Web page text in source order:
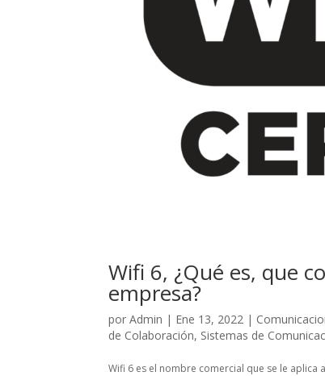
Wifi 6, ¿Qué es, que
empresa?
porAdmin | Ene 13, 2022 |
de Colaboración, Sistemas de
Wifi 6 es el nombre comercial que se le aplica